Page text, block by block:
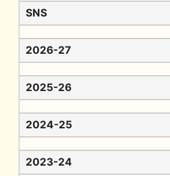
SNS
2026-27
2025-26
2024-25
2023-24